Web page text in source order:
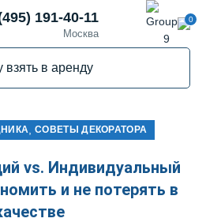
191-40-11
Москва
0
,СОВЕТЫ ДЕКОРАТОРА
vs. Индивидуальный
и не потерять в